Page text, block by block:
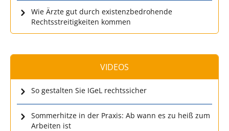
Wie Ärzte gut durch existenzbedrohende
Rechtsstreitigkeiten kommen
VIDEOS
So gestalten Sie IGeL rechtssicher
Sommerhitze in der Praxis: Ab wann es zu heiß zum
Arbeiten ist